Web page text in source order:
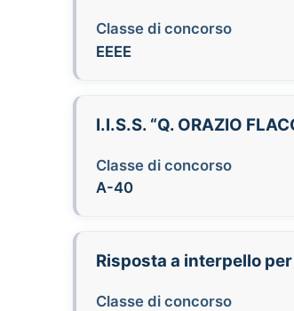
Classe di concorso
EEEE
I.I.S.S. “Q. ORAZIO
Classe di concorso
A-40
Risposta a interpello per
Classe di concorso